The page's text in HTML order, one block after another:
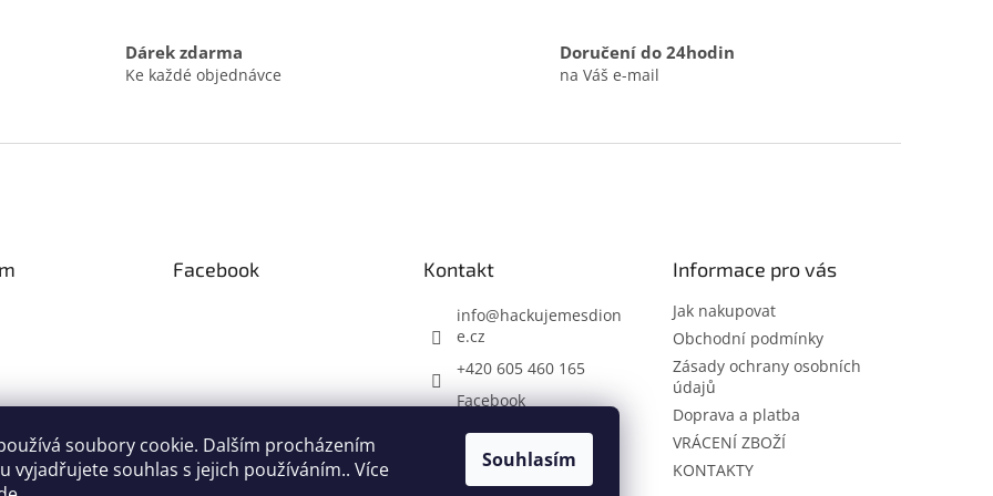
soubory cookie. Dalším procházením
vyjadřujete souhlas s jejich používáním.. Více
Souhlasím
Dárek zdarma
Ke každé objednávce
Doručení do 24hodin
na Váš e-mail
na
Instagramu
Facebook Kontakt
info@hackujemesdion
e.cz
+420 605 460 165
Facebook
hackujemesdione
Informace pro vás
Jak nakupovat
Obchodní podmínky
Zásady ochrany osobních
údajů
Doprava a platba
VRÁCENÍ ZBOŽÍ
KONTAKTY